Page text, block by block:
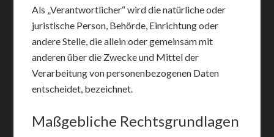
Als „Verantwortlicher“ wird die natürliche oder
juristische Person, Behörde, Einrichtung oder
andere Stelle, die allein oder gemeinsam mit
anderen über die Zwecke und Mittel der
Verarbeitung von personenbezogenen Daten
entscheidet, bezeichnet.
Maßgebliche Rechtsgrundlagen